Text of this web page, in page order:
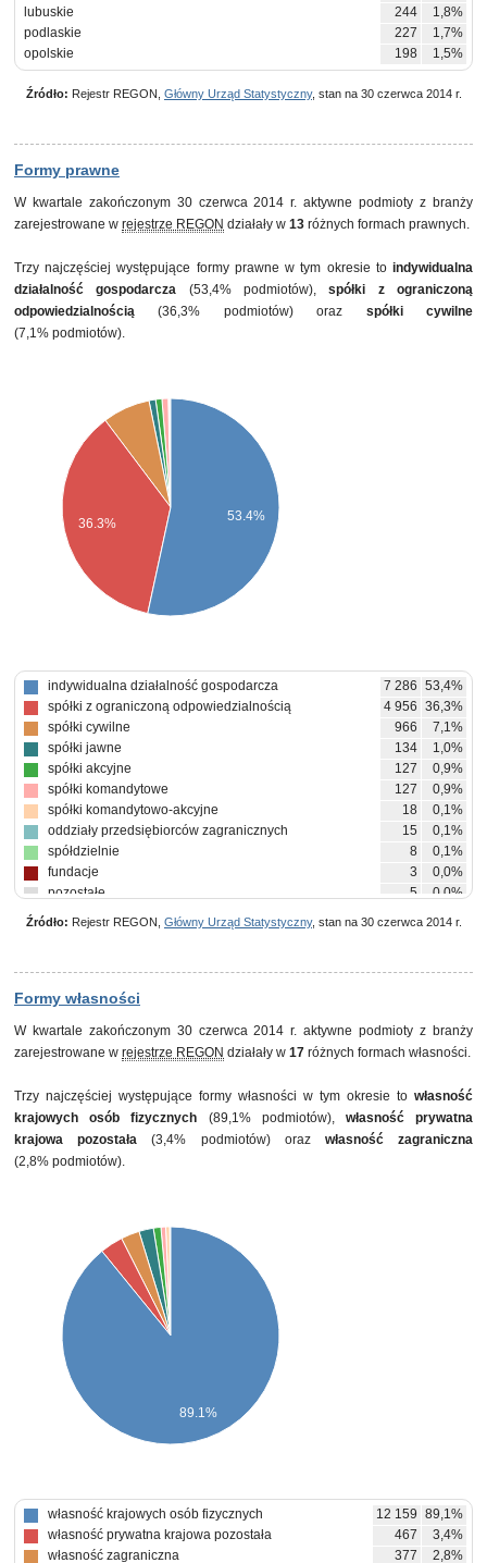
lubuskie
244
1,8%
podlaskie
227
1,7%
opolskie
198 1,5%
Źródło: Rejestr REGON, Główny Urząd Statystyczny, stan na 30 czerwca 2014 r.
Formy prawne
W kwartale zakończonym 30 czerwca 2014 r. aktywne podmioty z branży
zarejestrowane w rejestrze REGON działały w 13 różnych formach prawnych.
Trzy najczęściej występujące formy prawne w tym okresie to indywidualna
działalność gospodarcza (53,4% podmiotów),spółki z ograniczoną
odpowiedzialnością (36,3% podmiotów) oraz spółki cywilne
(7,1% podmiotów).
36.3%
53.4%
indywidualna działalność gospodarcza 7 286 53,4%
spółki z ograniczoną odpowiedzialnością
4 956 36,3%
spółki cywilne
966
7,1%
spółki jawne
134
1,0%
spółki akcyjne
127
0,9%
spółki komandytowe
127
0,9%
spółki komandytowo-akcyjne
18
0,1%
oddziały przedsiębiorców zagranicznych
15
0,1%
spółdzielnie
8
0,1%
fundacje
3
0,0%
pozostałe
5 0,0%
Źródło: Rejestr REGON, Główny Urząd Statystyczny, stan na 30 czerwca 2014 r.
Formy własności
W kwartale zakończonym 30 czerwca 2014 r. aktywne podmioty z branży
zarejestrowane w rejestrze REGON działały w 17 różnych formach własności.
Trzy najczęściej występujące formy własności w tym okresie to własność
krajowych osób fizycznych (89,1% podmiotów), własność prywatna
krajowa pozostała (3,4% podmiotów) oraz własność zagraniczna
(2,8% podmiotów).
89.1%
własność krajowych osób fizycznych 12 159 89,1%
własność prywatna krajowa pozostała
467
3,4%
własność zagraniczna
377 2,8%